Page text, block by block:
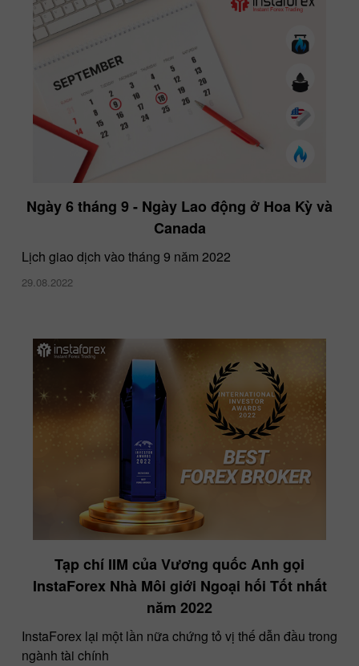
11.02.2022
Tháng Năm là tháng Gửi tiền May mắn 8.000
11.05.2021
Ngày 6 tháng 9 - Ngày Lao động ở Hoa Kỳ và
Canada
Lịch giao dịch vào tháng 9 năm 2022
29.08.2022
Tạp chí IIM của Vương quốc Anh gọi
InstaForex Nhà Môi giới Ngoại hối Tốt nhất
năm 2022
InstaForex lại một lần nữa chứng tỏ vị thế dẫn đầu trong
ngành tài chính